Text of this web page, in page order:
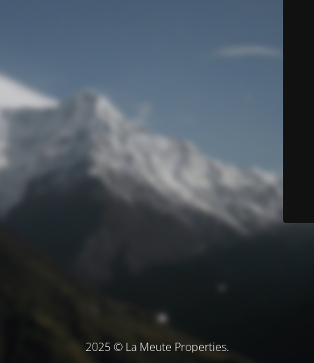
2025 © La Meute Properties.